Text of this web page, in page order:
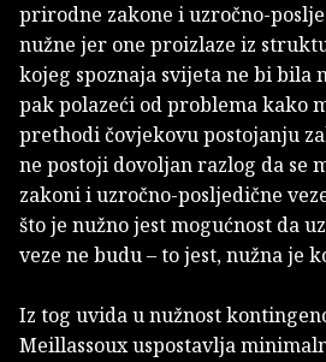
prirodne zakone i uzročno-
nužne jer one proizlaze iz
kojeg spoznaja svijeta ne bi bila
pak polazeći od problema kako
prethodi čovjekovu postojanju
ne postoji dovoljan razlog da se
zakoni i uzročno-posljedične
što je nužno jest mogućnost da
veze ne budu – to jest, nužna je
Iz tog uvida u nužnost
Meillassoux uspostavlja